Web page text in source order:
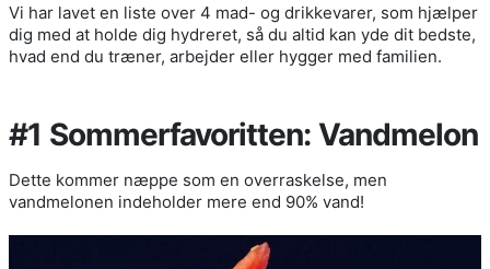
Vi har lavet en liste over 4 mad- og drikkevarer, som hjælper
dig med at holde dig hydreret, så du altid kan yde dit bedste,
hvad end du træner, arbejder eller hygger med familien.
#1 Sommerfavoritten: Vandmelon
Dette kommer næppe som en overraskelse, men
vandmelonen indeholder mere end 90% vand!